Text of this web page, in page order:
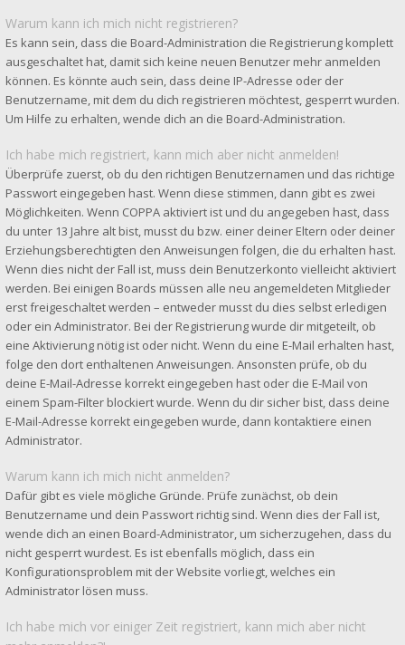
Warum kann ich mich nicht registrieren?
Es kann sein, dass die Board-Administration die Registrierung komplett
ausgeschaltet hat, damit sich keine neuen Benutzer mehr anmelden
können. Es könnte auch sein, dass deine IP-Adresse oder der
Benutzername, mit dem du dich registrieren möchtest, gesperrt wurden.
Um Hilfe zu erhalten, wende dich an die Board-Administration.
Ich habe mich registriert, kann mich aber nicht anmelden!
Überprüfe zuerst, ob du den richtigen Benutzernamen und das richtige
Passwort eingegeben hast. Wenn diese stimmen, dann gibt es zwei
Möglichkeiten. Wenn COPPA aktiviert ist und du angegeben hast, dass
du unter 13 Jahre alt bist, musst du bzw. einer deiner Eltern oder deiner
Erziehungsberechtigten den Anweisungen folgen, die du erhalten hast.
Wenn dies nicht der Fall ist, muss dein Benutzerkonto vielleicht aktiviert
werden. Bei einigen Boards müssen alle neu angemeldeten Mitglieder
erst freigeschaltet werden – entweder musst du dies selbst erledigen
oder ein Administrator. Bei der Registrierung wurde dir mitgeteilt, ob
eine Aktivierung nötig ist oder nicht. Wenn du eine E-Mail erhalten hast,
folge den dort enthaltenen Anweisungen. Ansonsten prüfe, ob du
deine E-Mail-Adresse korrekt eingegeben hast oder die E-Mail von
einem Spam-Filter blockiert wurde. Wenn du dir sicher bist, dass deine
E-Mail-Adresse korrekt eingegeben wurde, dann kontaktiere einen
Administrator.
Warum kann ich mich nicht anmelden?
Dafür gibt es viele mögliche Gründe. Prüfe zunächst, ob dein
Benutzername und dein Passwort richtig sind. Wenn dies der Fall ist,
wende dich an einen Board-Administrator, um sicherzugehen, dass du
nicht gesperrt wurdest. Es ist ebenfalls möglich, dass ein
Konfigurationsproblem mit der Website vorliegt, welches ein
Administrator lösen muss.
Ich habe mich vor einiger Zeit registriert, kann mich aber nicht